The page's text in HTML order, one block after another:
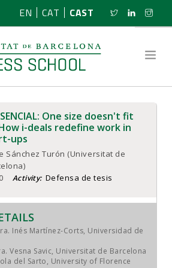
EN CAT CAST
One size doesn't fit
i-deals redefine work in
ups
Sánchez Turón (Universitat de
Activity: Defensa de tesis
Inés Martínez-Corts, Universidad de
Vesna Savic, Universitat de Barcelona
del Sarto, University of Florence